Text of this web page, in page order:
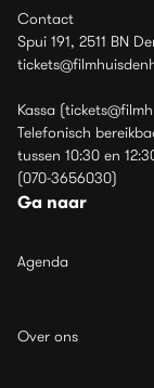
Contact
Spui 191, 2511 BN
Kassa
Telefonisch
tussen 10:30 en
(070-3656030)
Ga naar
Agenda
Over ons